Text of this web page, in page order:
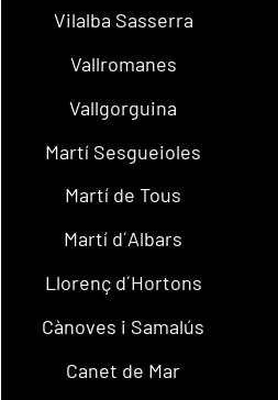
Vilalba Sasserra
Vallromanes
Vallgorguina
Martí Sesgueioles
Martí de Tous
Martí d´Albars
Llorenç d´Hortons
Cànoves i Samalús
Canet de Mar